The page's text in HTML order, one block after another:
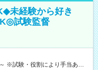
未経験から好き
試験監督
※試験・役割により手当あり